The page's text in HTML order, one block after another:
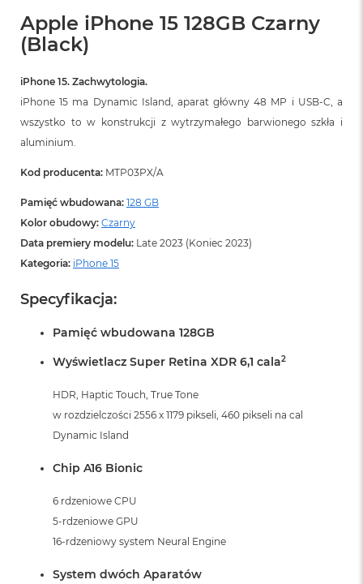
Apple iPhone 15 128GB Czarny
(Black)
iPhone 15. Zachwytologia.
iPhone 15 ma Dynamic Island, aparat główny 48 MP i USB‑C, a
wszystko to w konstrukcji z wytrzymałego barwionego szkła i
aluminium.
Kod producenta: MTP03PX/A
Pamięć wbudowana: 128 GB
Kolor obudowy: Czarny
Data premiery modelu: Late 2023 (Koniec 2023)
Kategoria: iPhone 15
Specyfikacja:
Pamięć wbudowana 128GB
Wyświetlacz Super Retina XDR 6,1 cala2
HDR, Haptic Touch, True Tone
w rozdzielczości 2556 x 1179 pikseli, 460 pikseli na cal
Dynamic Island
Chip A16 Bionic
6 rdzeniowe CPU
5-rdzeniowe GPU
16-rdzeniowy system Neural Engine
System dwóch Aparatów